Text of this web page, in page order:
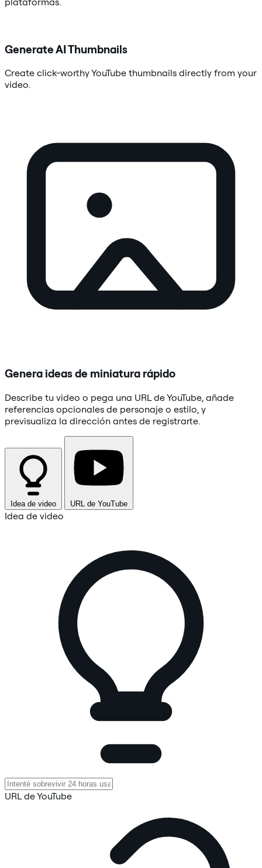
Generate AI Thumbnails
Create click-worthy YouTube thumbnails directly from your
video.
Genera ideas de miniatura rápido
Describe tu video o pega una URL de YouTube, añade
referencias opcionales de personaje o estilo, y
previsualiza la dirección antes de registrarte.
Idea de video URL de YouTube
Idea de video
URL de YouTube